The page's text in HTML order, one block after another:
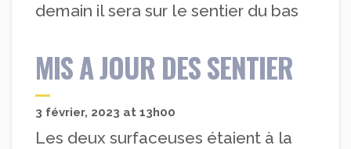
demain il sera sur le sentier du bas
MIS A JOUR DES SENTIER
3 février, 2023 at 13h00
Les deux surfaceuses étaient à la